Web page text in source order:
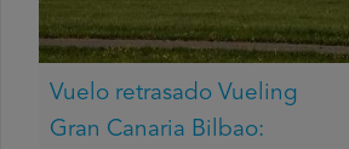
Vuelo retrasado Vueling
Gran Canaria Bilbao: